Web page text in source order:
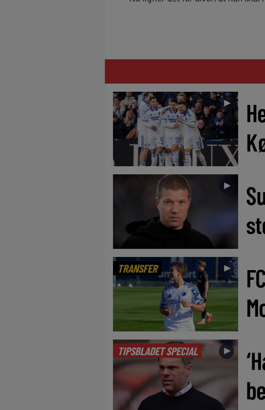
►
►
TRANSFER ►
TIPSBLADET SPECIAL ►